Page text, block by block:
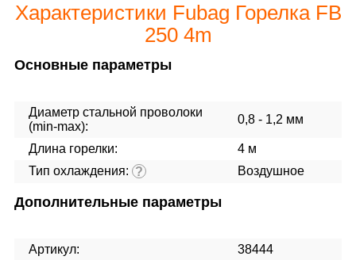
Характеристики Fubag Горелка FB
250 4m
Основные параметры
Диаметр стальной проволоки
(min-max):
0,8 - 1,2 мм
Длина горелки:
4 м
Тип охлаждения: ? Воздушное
Дополнительные параметры
Артикул:
38444